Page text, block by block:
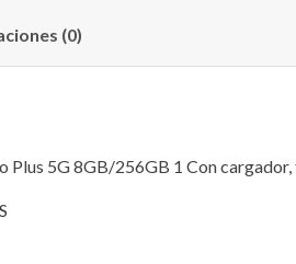
(0)
Plus 5G 8GB/256GB 1 Con